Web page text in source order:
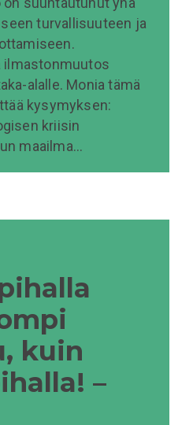
turvallisuuteen ja
ilmastonmuutos
alalle. Monia tämä
kysymyksen:
kriisin
maailma…
kuin
–